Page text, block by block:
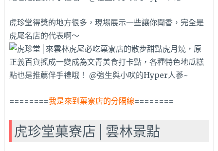
虎珍堂得獎的地方很多，現場展示一些讓你聞香，完全是
虎尾名店的代表啊～
========我是來到菓寮店的分隔線========
虎珍堂菓寮店│雲林景點